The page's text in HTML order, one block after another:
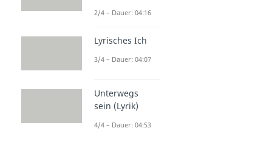
2/4 – Dauer: 04:16
Lyrisches Ich
3/4 – Dauer: 04:07
Unterwegs
sein (Lyrik)
4/4 – Dauer: 04:53